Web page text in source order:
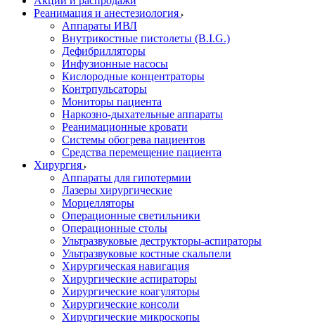
Реанимация и анестезиология
Аппараты ИВЛ
Внутрикостные пистолеты (B.I.G.)
Дефибрилляторы
Инфузионные насосы
Кислородные концентраторы
Контрпульсаторы
Мониторы пациента
Наркозно-дыхательные аппараты
Реанимационные кровати
Системы обогрева пациентов
Средства перемещение пациента
Хирургия
Аппараты для гипотермии
Лазеры хирургические
Морцелляторы
Операционные светильники
Операционные столы
Ультразвуковые деструкторы-аспираторы
Ультразвуковые костные скальпели
Хирургическая навигация
Хирургические аспираторы
Хирургические коагуляторы
Хирургические консоли
Хирургические микроскопы